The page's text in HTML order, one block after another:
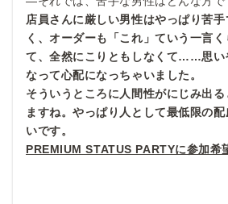
店員さんに厳しい男性はやっぱり苦
く、オーダーも「これ」ていう一言く
て、全然にこりともしなくて……思い
なって心配になっちゃいました。
そういうところに人間性がにじみ出
ますね。やっぱり人として最低限の
いです。
PREMIUM STATUS PARTYに参加希